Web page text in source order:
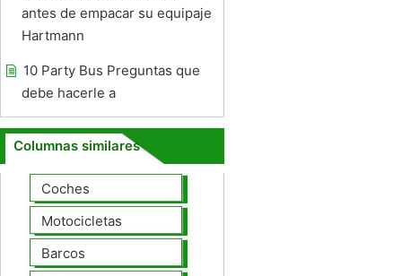
antes de empacar su equipaje
Hartmann
10 Party Bus Preguntas que
debe hacerle a
Columnas similares
Coches
Motocicletas
Barcos